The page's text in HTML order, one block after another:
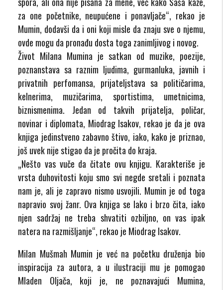
za one početnike, neupućene i ponavljače“, rekao je
Mumin, dodavši da i oni koji misle da znaju sve o njemu,
ovde mogu da pronađu dosta toga zanimljivog i novog.
Život Milana Mumina je satkan od muzike, poezije,
poznanstava sa raznim ljudima, gurmanluka, javnih i
privatnih perfomansa, prijateljstava sa političarima,
kelnerima, muzičarima, sportistima, umetnicima,
biznismenima. Jedan od takvih prijatelja, poličar,
novinar i diplomata, Miodrag Isakov, rekao je da je ova
knjiga jedinstveno zabavno štivo, iako, kako je priznao,
još uvek nije stigao da je pročita do kraja.
„Nešto vas vuče da čitate ovu knjigu. Karakteriše je
vrsta duhovitosti koju smo svi negde sretali i poznata
nam je, ali je zapravo nismo usvojili. Mumin je od toga
napravio svoj žanr. Ova knjiga se lako i brzo čita, iako
njen sadržaj ne treba shvatiti ozbiljno, on vas ipak
natera na razmišljanje“, rekao je Miodrag Isakov.
Milan Mušmah Mumin je već na početku druženja bio
inspiracija za autora, a u ilustraciji mu je pomogao
Mladen Oljača, koji je, ne poznavajući Mumina,